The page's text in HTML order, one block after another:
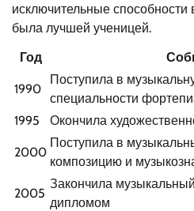
исключительные способности
была лучшей ученицей.
Год
1990
Поступила в
специальности
1995
Окончила
2000
Поступила в
композицию и
2005
Закончила
дипломом